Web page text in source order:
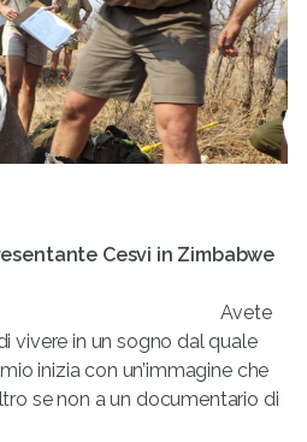
Cesvi in Zimbabwe
Avete
vivere in un sogno dal quale
inizia con un’immagine che
se non a un documentario di